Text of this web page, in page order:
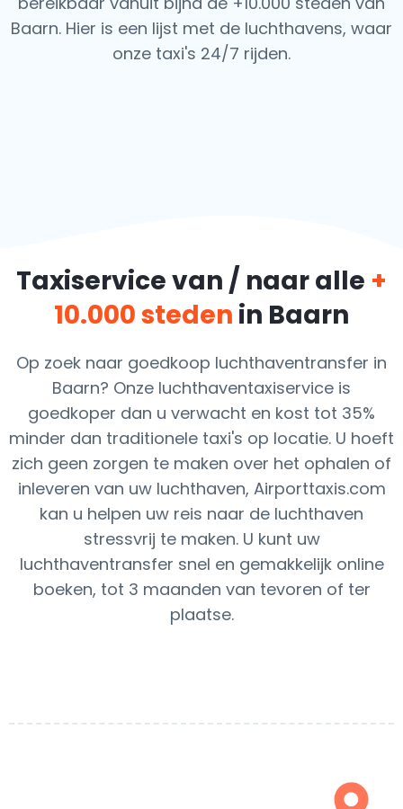
Baarn. Hier is een lijst met de luchthavens, waar
onze taxi's 24/7 rijden.
Taxiservice van / naar alle +
10.000 steden in Baarn
Op zoek naar goedkoop luchthaventransfer in
Baarn? Onze luchthaventaxiservice is
goedkoper dan u verwacht en kost tot 35%
minder dan traditionele taxi's op locatie. U hoeft
zich geen zorgen te maken over het ophalen of
inleveren van uw luchthaven, Airporttaxis.com
kan u helpen uw reis naar de luchthaven
stressvrij te maken. U kunt uw
luchthaventransfer snel en gemakkelijk online
boeken, tot 3 maanden van tevoren of ter
plaatse.